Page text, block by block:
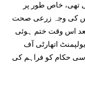
تھی، خاص طور پر
جس کی وجہ زرعی صحت
تھے۔ یہ پابندی 11 ماہ بعد اس وقت ختم ہوئی
اتھارٹی آف
حکام کو فراہم کی